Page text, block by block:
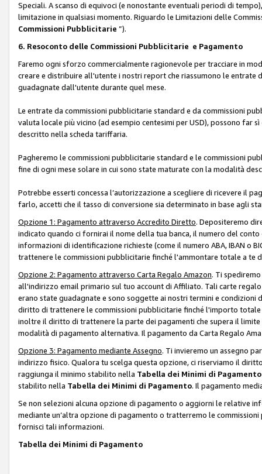
Speciali. A scanso di equivoci (e nonostante eventuali periodi di
limitazione in qualsiasi momento. Riguardo le Limitazioni delle
Commissioni Pubblicitarie ”).
6. Resoconto delle Commissioni Pubblicitarie e Pagamento
Faremo ogni sforzo commercialmente ragionevole per tracciare in
creare e distribuire all'utente i nostri report che riassumono le
guadagnate dall'utente durante quel mese.
Le entrate da commissioni pubblicitarie standard e da commissioni
valuta locale più vicino (ad esempio centesimi per USD), possono far
descritto nella scheda tariffaria.
Pagheremo le commissioni pubblicitarie standard e le commissioni
fine di ogni mese solare in cui sono state maturate con la modalità
Potrebbe esserti concessa l’autorizzazione a scegliere di ricevere il
farlo, accetti che il tasso di conversione sia determinato in base agli
Opzione 1: Pagamento attraverso Accredito Diretto. Depositeremo
indicato quando ci fornirai il nome della tua banca, il numero del
informazioni di identificazione richieste (come il numero ABA, IBAN o
trattenere le commissioni pubblicitarie finché l'ammontare totale a
Opzione 2: Pagamento attraverso Carta Regalo Amazon. Ti
all'indirizzo email primario sul tuo account di Affiliato. Tali carte
erano state guadagnate e sono soggette ai nostri termini e
diritto di trattenere le commissioni pubblicitarie finché l'importo
inoltre il diritto di trattenere la parte dei pagamenti che supera il
modalità di pagamento alternativa. Il pagamento da Carta Regalo
Opzione 3: Pagamento mediante Assegno. Ti invieremo un assegno
indirizzo fisico. Qualora tu scelga questa opzione, ci riserviamo il
raggiunga il minimo stabilito nella Tabella dei Minimi di Pagamento
stabilito nella Tabella dei Minimi di Pagamento. Il pagamento
Se non selezioni alcuna opzione di pagamento o aggiorni le relative
mediante un’altra opzione di pagamento o tratterremo le
fornisci tali informazioni.
Tabella dei Minimi di Pagamento